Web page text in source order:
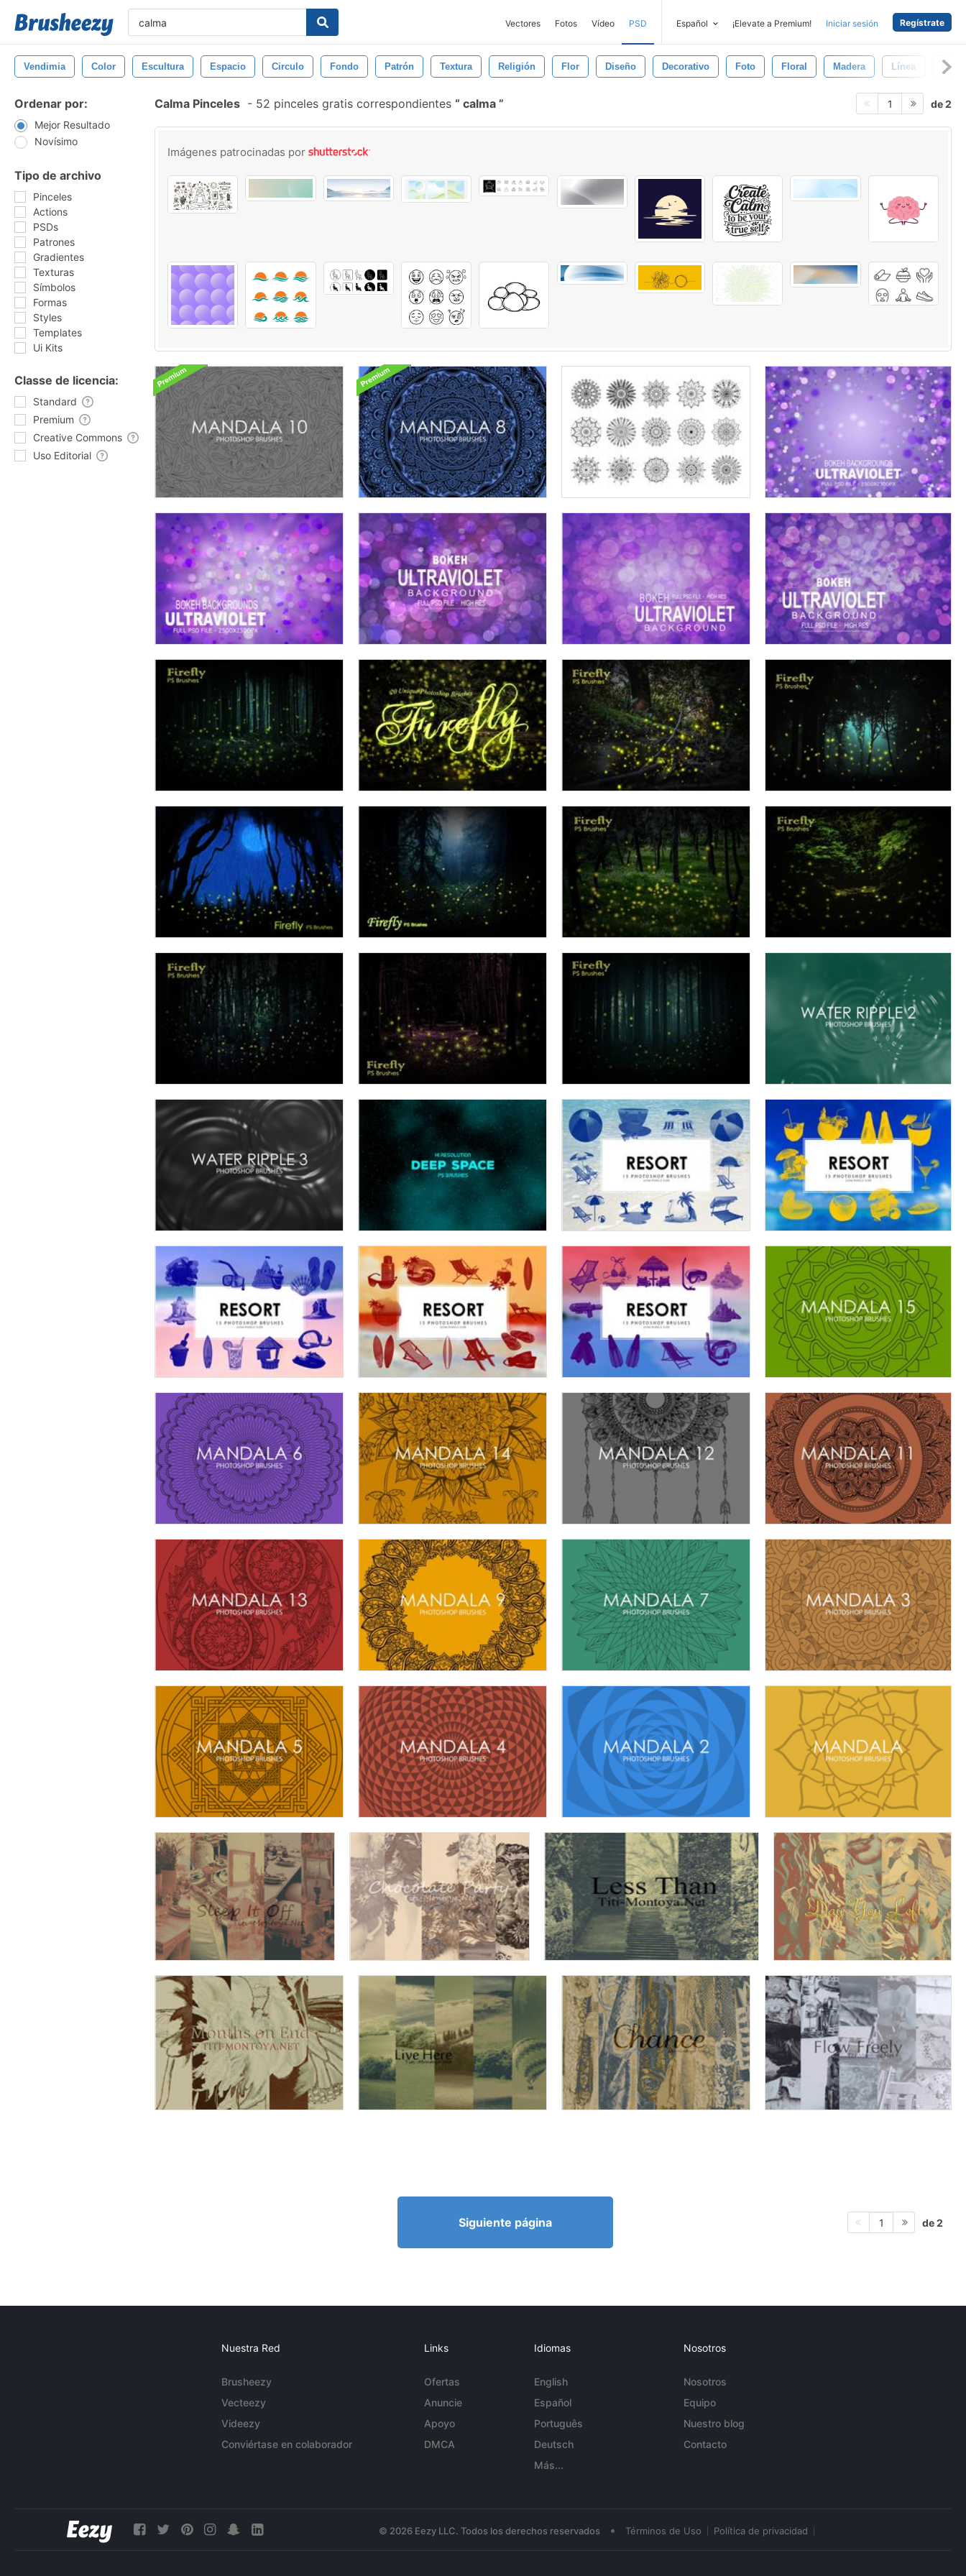
Vectores Fotos Vídeo PSD Español ¡Elevate a Premium! Iniciar sesión Regístrate
Vendimia Color Escultura Espacio Circulo Fondo Patrón Textura Religión Flor Diseño Decorativo Foto Floral Madera Línea
Ordenar por:
Mejor Resultado
Novísimo
Tipo de archivo
Pinceles
Actions
PSDs
Patrones
Gradientes
Texturas
Símbolos
Formas
Styles
Templates
Ui Kits
Classe de licencia:
Standard
Premium
Creative Commons
Uso Editorial
Calma Pinceles - 52 pinceles gratis correspondientes calma 1 de 2
Imágenes patrocinadas por
Siguiente página 1 de 2
Nuestra Red
Brusheezy
Vecteezy
Videezy
Conviértase en colaborador
Links
Ofertas
Anuncie
Apoyo
DMCA
Idiomas
English
Español
Português
Deutsch
Más...
Nosotros
Nosotros
Equipo
Nuestro blog
Contacto
© 2026 Eezy LLC. Todos los derechos reservados • Términos de Uso Política de privacidad